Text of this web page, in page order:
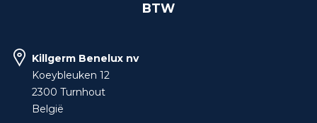
BTW
Killgerm Benelux nv
Koeybleuken 12
2300 Turnhout
België